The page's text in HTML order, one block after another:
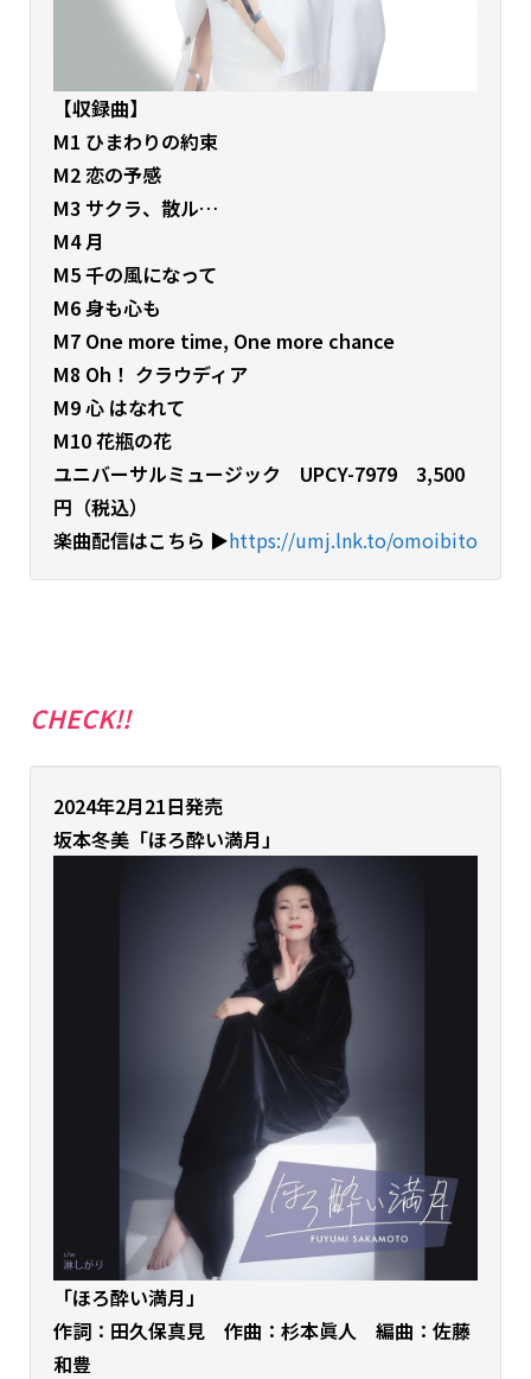
【収録曲】
M1 ひまわりの約束
M2 恋の予感
M3 サクラ、散ル…
M4 月
M5 千の風になって
M6 身も心も
M7 One more time, One more chance
M8 Oh！ クラウディア
M9 心 はなれて
M10 花瓶の花
ユニバーサルミュージック UPCY-7979 3,500
円（税込）
楽曲配信はこちら ▶︎https://umj.lnk.to/omoibito
CHECK!!
2024年2月21日発売
坂本冬美「ほろ酔い満月 」
「ほろ酔い満月 」
作詞：⽥久保真⾒ 作曲：杉本眞人 編曲：佐藤
和豊